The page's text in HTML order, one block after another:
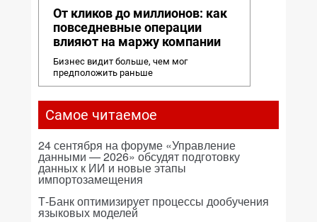
От кликов до миллионов: как
повседневные операции
влияют на маржу компании
Бизнес видит больше, чем мог
предположить раньше
Самое читаемое
24 сентября на форуме «Управление
данными — 2026» обсудят подготовку
данных к ИИ и новые этапы
импортозамещения
Т-Банк оптимизирует процессы дообучения
языковых моделей